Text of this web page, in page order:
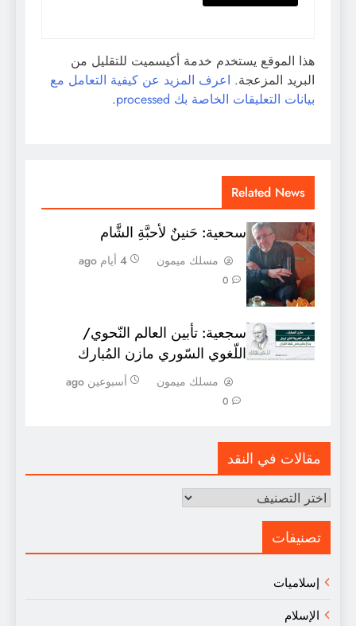
هذا الموقع يستخدم خدمة أكيسميت للتقليل من
البريد المزعجة. اعرف المزيد عن كيفية التعامل مع
بيانات التعليقات الخاصة بك processed
.
Related News
سحعية: حَنينٌ لأحبَّةِ الشَّام
مسلك ميمون 4 أيام ago
0
سجعية: تأبين العالم النّحوي/
اللّغوي السّوري مازن المُبارك
مسلك ميمون أسبوعين ago
0
مقالات في النقد
مقالات
النقد
تصنيفات
إسلاميات
الإسلام